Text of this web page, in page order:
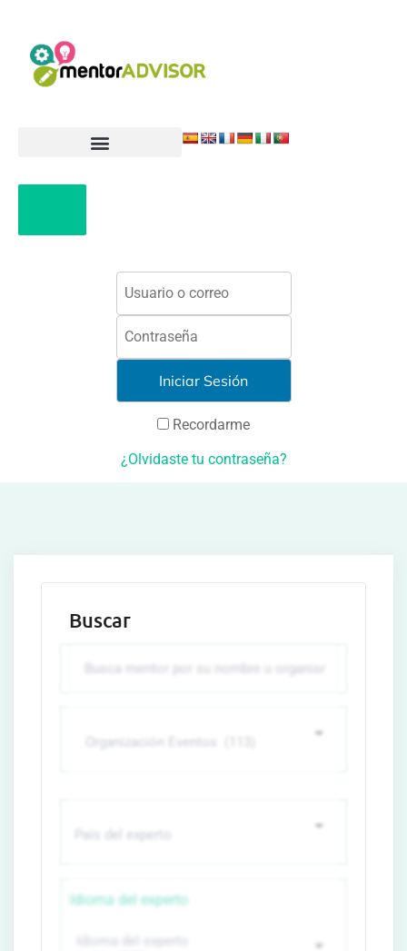
Recordarme
¿Olvidaste tu contraseña?
Buscar
Idioma del experto